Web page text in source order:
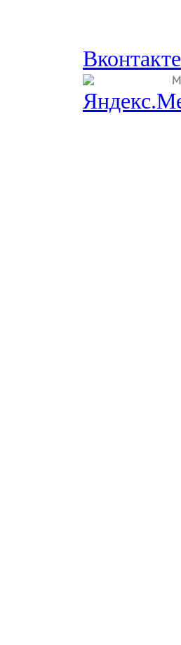
Вконтакте